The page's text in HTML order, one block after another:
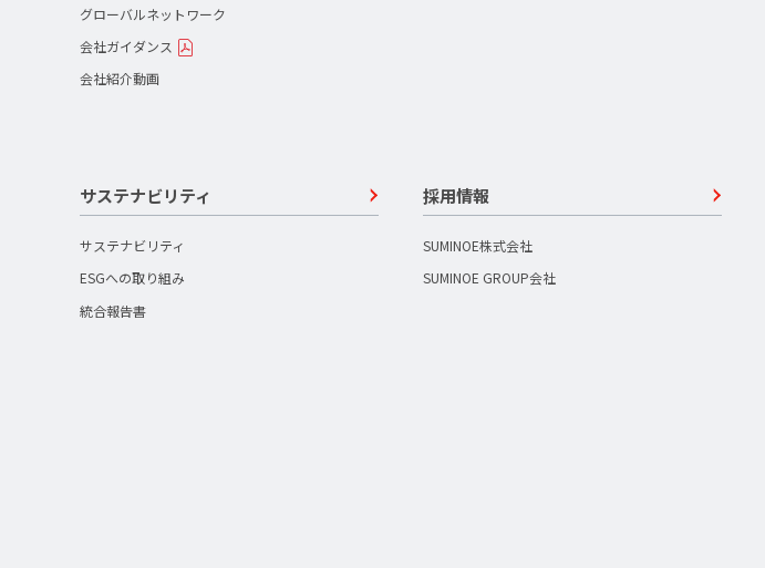
グローバルネットワーク
会社ガイダンス
会社紹介動画
サステナビリティ
サステナビリティ
ESGへの取り組み
統合報告書
採用情報
SUMINOE株式会社
SUMINOE GROUP会社